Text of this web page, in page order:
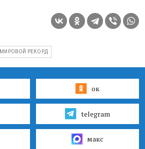
МИРОВОЙ РЕКОРД
ок
telegram
макс